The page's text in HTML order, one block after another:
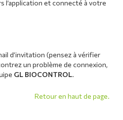
l’application et connecté à votre
d’invitation (pensez à vérifier
un problème de connexion,
GL BIOCONTROL.
Retour en haut de page.